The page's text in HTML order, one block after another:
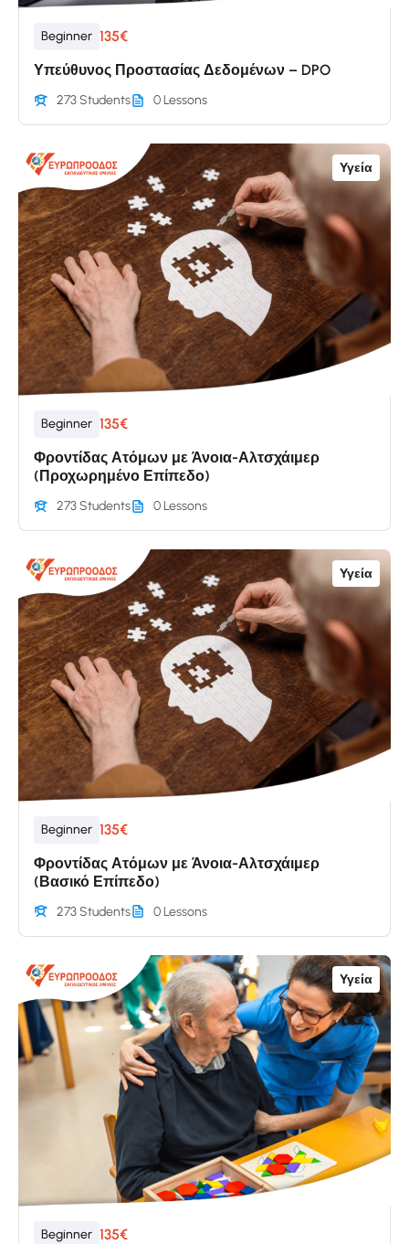
Beginner 135€
Υπεύθυνος Προστασίας Δεδομένων – DPO
273 Students 0 Lessons
Υγεία
Beginner 135€
Φροντίδας Ατόμων με Άνοια-Αλτσχάιμερ
(Προχωρημένο Επίπεδο)
273 Students 0 Lessons
Υγεία
Beginner 135€
Φροντίδας Ατόμων με Άνοια-Αλτσχάιμερ
(Βασικό Επίπεδο)
273 Students 0 Lessons
Υγεία
Beginner 135€